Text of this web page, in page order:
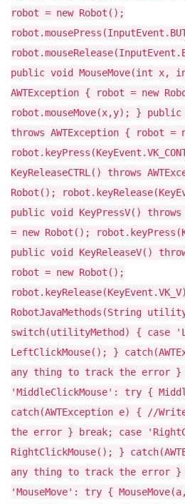
robot = new Robot();
public void MouseMove(int x,
AWTException { robot = new
robot.mouseMove(x,y); } public
throws AWTException { robot =
KeyReleaseCTRL() throws
Robot();
public void KeyPressV() throws
= new Robot();
public void KeyReleaseV()
robot = new Robot();
RobotJavaMethods(String
switch(utilityMethod) { case
LeftClickMouse(); }
any thing to track the error }
'MiddleClickMouse': try {
catch(AWTException e) { //
the error } break; case
RightClickMouse(); }
any thing to track the error }
'MouseMove': try {